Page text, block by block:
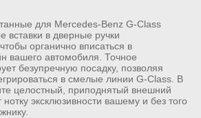
для Mercedes-Benz G-Class
вставки в дверные ручки
органично вписаться в
вашего автомобиля. Точное
безупречную посадку, позволяя
в смелые линии G-Class. В
целостный, приподнятый внешний
эксклюзивности вашему и без того